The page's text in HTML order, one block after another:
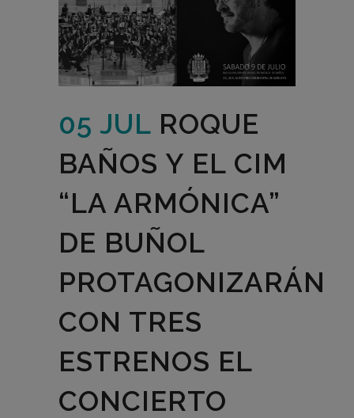
05 JUL ROQUE
BAÑOS Y EL CIM
“LA ARMÓNICA”
DE BUÑOL
PROTAGONIZARÁN
CON TRES
ESTRENOS EL
CONCIERTO